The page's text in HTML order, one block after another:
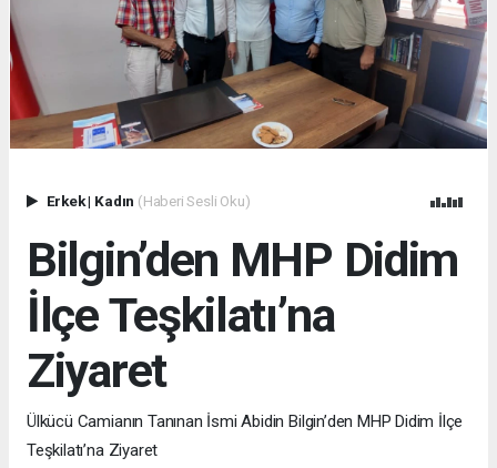
Erkek| Kadın (Haberi Sesli Oku)
Bilgin’den MHP Didim
İlçe Teşkilatı’na
Ziyaret
Ülkücü Camianın Tanınan İsmi Abidin Bilgin’den MHP Didim İlçe
Teşkilatı’na Ziyaret